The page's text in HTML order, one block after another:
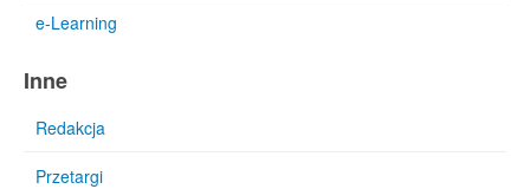
e-Learning
Inne
Redakcja
Przetargi